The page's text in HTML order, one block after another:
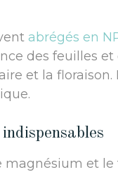
abrégés en
des feuilles et
et la
magnésium et